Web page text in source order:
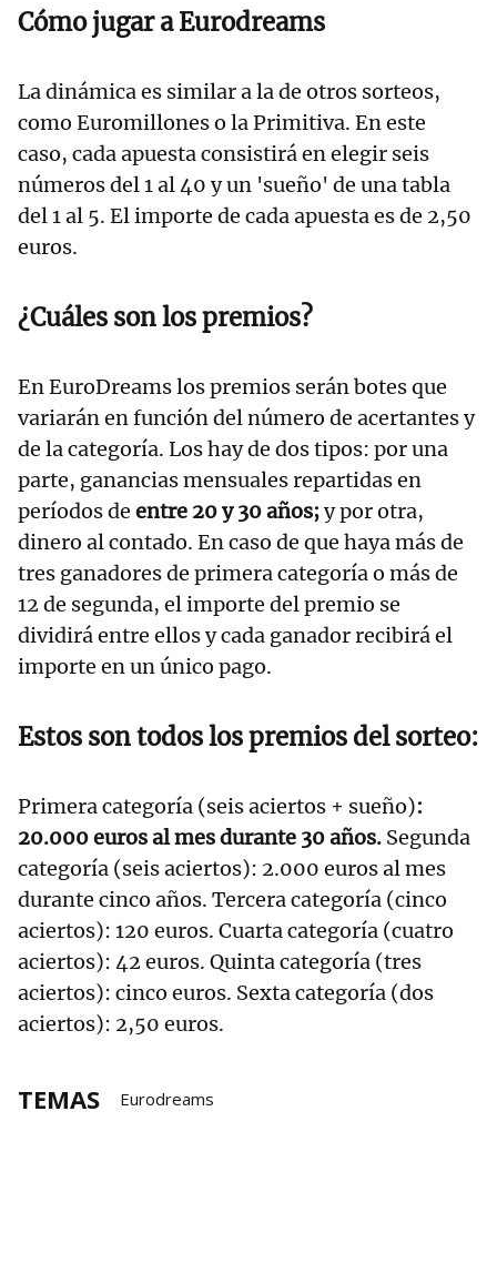
Cómo jugar a Eurodreams
La dinámica es similar a la de otros sorteos,
como Euromillones o la Primitiva. En este
caso, cada apuesta consistirá en elegir seis
números del 1 al 40 y un 'sueño' de una tabla
del 1 al 5. El importe de cada apuesta es de 2,50
euros.
¿Cuáles son los premios?
En EuroDreams los premios serán botes que
variarán en función del número de acertantes y
de la categoría. Los hay de dos tipos: por una
parte, ganancias mensuales repartidas en
períodos de entre 20 y 30 años;y por otra,
dinero al contado. En caso de que haya más de
tres ganadores de primera categoría o más de
12 de segunda, el importe del premio se
dividirá entre ellos y cada ganador recibirá el
importe en un único pago.
Estos son todos los premios del sorteo:
Primera categoría (seis aciertos + sueño):
20.000 euros al mes durante 30 años. Segunda
categoría (seis aciertos): 2.000 euros al mes
durante cinco años. Tercera categoría (cinco
aciertos): 120 euros. Cuarta categoría (cuatro
aciertos): 42 euros. Quinta categoría (tres
aciertos): cinco euros. Sexta categoría (dos
aciertos): 2,50 euros.
TEMAS Eurodreams